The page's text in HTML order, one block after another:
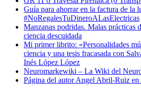
Guía para ahorrar en la factura de la
#NoRegalesTuDineroALasElectricas
Manzanas podridas. Malas prácticas
ciencia descuidada
Mi primer librito: «Personalidades
ciencia y una tesis fracasada con
Inés López López
Neuromarkewiki – La Wiki del
Página del autor Angel Abril-Ruiz en